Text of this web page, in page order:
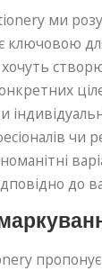
ми
є ключовою
хочуть
чи
до
пропонує